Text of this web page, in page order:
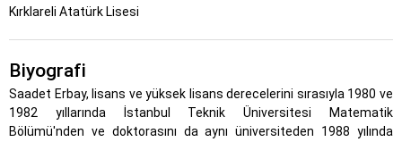
Kırklareli Atatürk Lisesi
Biyografi
Saadet Erbay, lisans ve yüksek lisans derecelerini sırasıyla 1980 ve
1982 yıllarında İstanbul Teknik Üniversitesi Matematik
Bölümü'nden ve doktorasını da aynı üniversiteden 1988 yılında